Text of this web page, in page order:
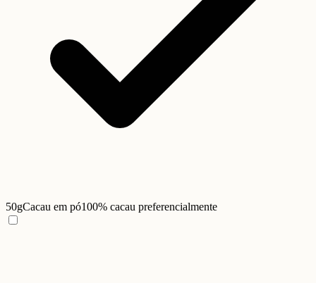
50gCacau em pó100% cacau preferencialmente